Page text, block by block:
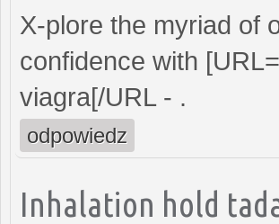
X-plore the myriad of
confidence with [URL=
viagra[/URL - .
odpowiedz
Inhalation hold